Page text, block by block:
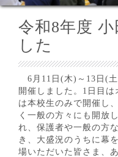
令和8年度
した
6月11日(木)～13日(土
開催しました。1日目は
は本校生のみで開催し
く一般の方々にも開放
れ、保護者や一般の方
き、大盛況のうちに幕
場いただいた皆さま、